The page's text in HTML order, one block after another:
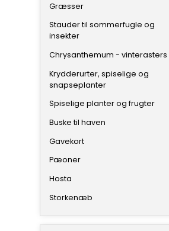
Græsser
Stauder til sommerfugle og
insekter
Chrysanthemum - vinterasters
Krydderurter, spiselige og
snapseplanter
Spiselige planter og frugter
Buske til haven
Gavekort
Pæoner
Hosta
Storkenæb